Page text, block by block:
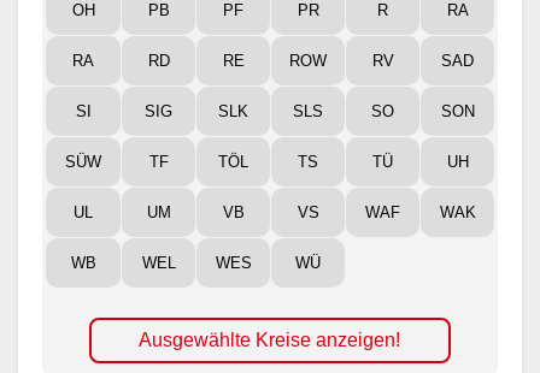
OH PB PF PR R RA
RA RD RE ROW RV SAD
SI SIG SLK SLS SO SON
SÜW TF TÖL TS TÜ UH
UL UM VB VS WAF WAK
WB WEL WES WÜ
Ausgewählte Kreise anzeigen!